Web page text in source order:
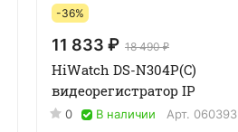
-36%
11 833 ₽ 18 490 ₽
HiWatch DS-N304P(C)
видеорегистратор IP
0 В наличии Арт. 060393